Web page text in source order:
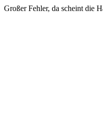
Großer Fehler, da scheint die